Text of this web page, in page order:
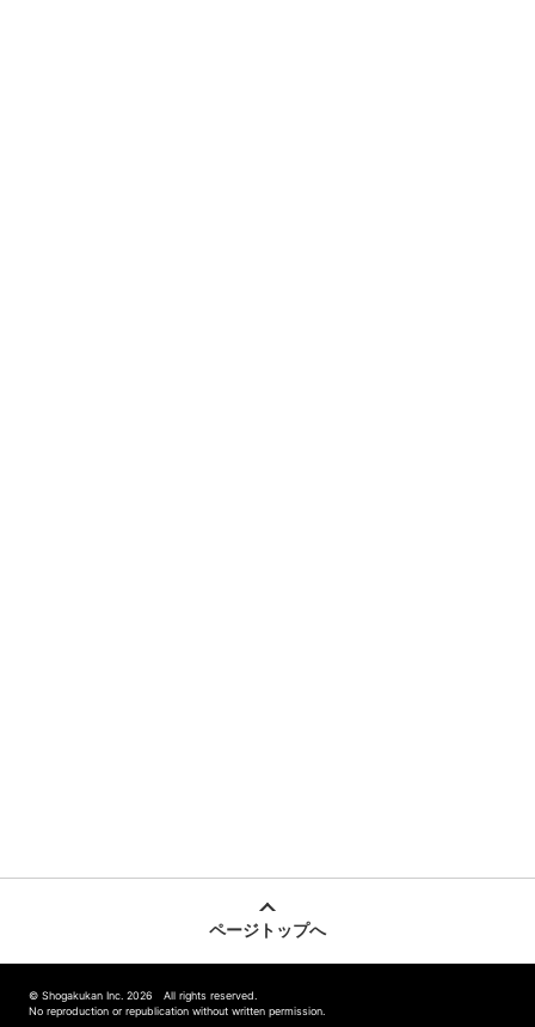
ページトップへ
© Shogakukan Inc. 2026 All rights reserved.
No reproduction or republication without written permission.